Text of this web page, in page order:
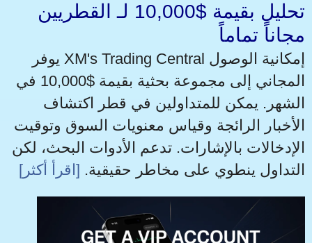
تحليل بقيمة $10,000 لـ القطريين
مجاناً تماماً
يوفر XM's Trading Central إمكانية الوصول
المجاني إلى مجموعة بحثية بقيمة $10,000 في
الشهر. يمكن للمتداولين في قطر اكتشاف
الأخبار الرائجة وقياس معنويات السوق وتوقيت
الإدخالات بالإشارات. تدعم الأدوات البحث، لكن
التداول ينطوي على مخاطر حقيقية. [اقرأ أكثر]